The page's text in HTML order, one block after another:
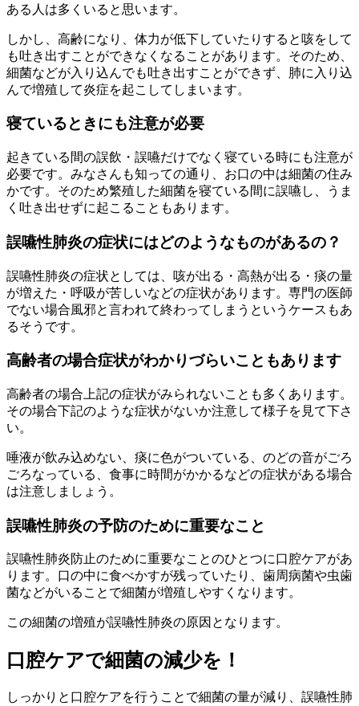
ある人は多くいると思います。
しかし、高齢になり、体力が低下していたりすると咳をして
も吐き出すことができなくなることがあります。そのため、
細菌などが入り込んでも吐き出すことができず、肺に入り込
んで増殖して炎症を起こしてしまいます。
寝ているときにも注意が必要
起きている間の誤飲・誤嚥だけでなく寝ている時にも注意が
必要です。みなさんも知っての通り、お口の中は細菌の住み
かです。そのため繁殖した細菌を寝ている間に誤嚥し、うま
く吐き出せずに起こることもあります。
誤嚥性肺炎の症状にはどのようなものがあるの？
誤嚥性肺炎の症状としては、咳が出る・高熱が出る・痰の量
が増えた・呼吸が苦しいなどの症状があります。専門の医師
でない場合風邪と言われて終わってしまうというケースもあ
るそうです。
高齢者の場合症状がわかりづらいこともあります
高齢者の場合上記の症状がみられないことも多くあります。
その場合下記のような症状がないか注意して様子を見て下さ
い。
唾液が飲み込めない、痰に色がついている、のどの音がごろ
ごろなっている、食事に時間がかかるなどの症状がある場合
は注意しましょう。
誤嚥性肺炎の予防のために重要なこと
誤嚥性肺炎防止のために重要なことのひとつに口腔ケアがあ
ります。口の中に食べかすが残っていたり、歯周病菌や虫歯
菌などがいることで細菌が増殖しやすくなります。
この細菌の増殖が誤嚥性肺炎の原因となります。
口腔ケアで細菌の減少を！
しっかりと口腔ケアを行うことで細菌の量が減り、誤嚥性肺